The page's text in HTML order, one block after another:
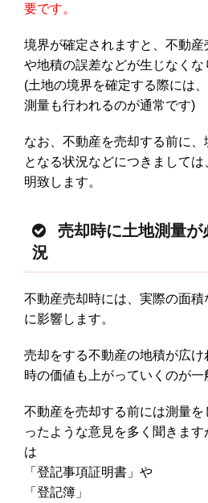
要です。
境界が確定されますと、不動
や地積の誤差などが生じなくな
(土地の境界を確定する際には
測量も行われるのが通常です)
なお、不動産を売却する前に
となる状況などにつきまして
明致します。
売却時に土地測量が
況
不動産売却時には、実際の面
に影響します。
売却をする不動産の地積が広
時の価値も上がっていくのが一
不動産を売却する前には測量
ったような意見を多く聞きま
は
「登記事項証明書」や
「登記簿」